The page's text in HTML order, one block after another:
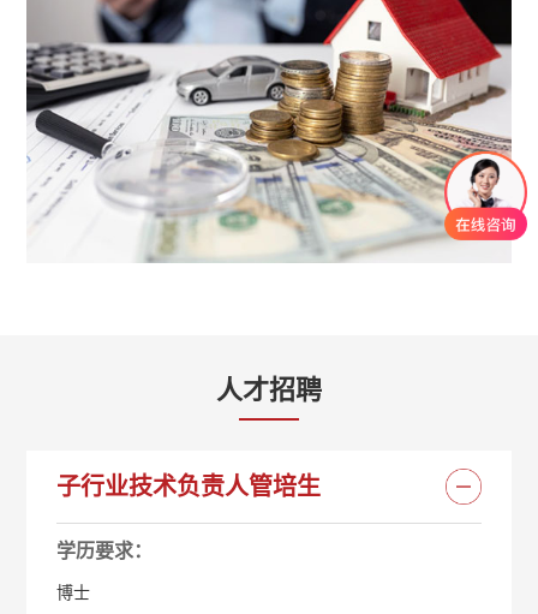
人才招聘
子行业技术负责人管培生
学历要求：
博士